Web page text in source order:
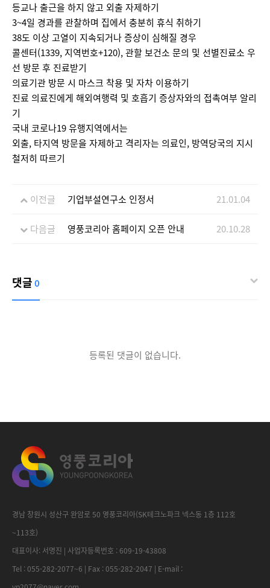
등교나 출근을 하지 않고 외출 자제하기
3~4일 경과를 관찰하며 집에서 충분히 휴식 취하기
38도 이상 고열이 지속되거나 증상이 심해질 경우
콜센터(1339, 지역번호+120), 관할 보건소 문의 및 선별진료소 우
선 방문 후 진료받기
의료기관 방문 시 마스크 착용 및 자차 이용하기
진료 의료진에게 해외여행력 및 호흡기 증상자와의 접촉여부 알리
기
국내 코로나19 유행지역에서는
외출, 타지역 방문을 자제하고 격리자는 의료인, 방역당국의 지시
철저히 따르기
이전글 기업부설연구소 인정서 21.01.04
다음글 영풍코리아 홈페이지 오픈 안내 20.10.28
댓글0
등록된 댓글이 없습니다.
경남 창원시 성산구 완암로 50 영풍코리아(SK테크노파크 넥스동 1층 112호
~113호)
대표이사: 서명진 | 사업자등록번호 : 609-19-43808
Tel : 055-282-2077~6 | Fax : 055-282-2047 | E-mail :